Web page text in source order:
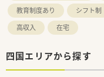
教育制度あり
シフト制
高収入
在宅
四国エリアから探す